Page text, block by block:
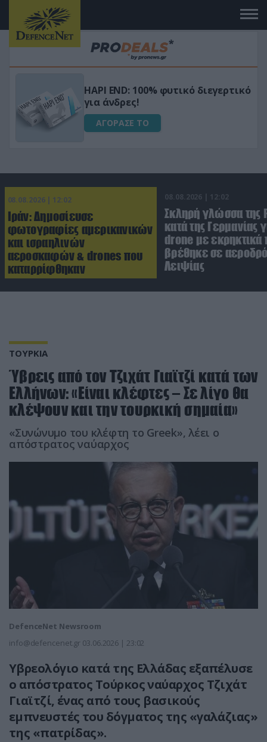
Μεταμόρφωσε τον κήπο σου με το
Ultra Box Μίνι Αλυσοπρίονο με
μπαταρία λιθίου
ΑΓΟΡΑΣΕ ΤΟ
08.08.2026 | 12:02
Ιράν: Δημοσίευσε
φωτογραφίες αμερικανικών
και ισραηλινών
αεροσκαφών & drones που
καταρρίφθηκαν
08.08.2026 | 12:02
Σκληρή γλώσσα της
κατά της Γερμανίας
drone με εκρηκτικά
βρέθηκε σε
Λειψίας
ΤΟΥΡΚΙΑ
Ύβρεις από τον Τζιχάτ Γιαϊτζί κατά των
Ελλήνων: «Είναι κλέφτες – Σε λίγο θα
κλέψουν και την τουρκική σημαία»
«Συνώνυμο του κλέφτη το Greek», λέει ο
απόστρατος ναύαρχος
DefenceNet Newsroom
info@defencenet.gr 03.06.2026 | 23:02
Υβρεολόγιο κατά της Ελλάδας εξαπέλυσε
ο απόστρατος Τούρκος ναύαρχος Τζιχάτ
Γιαϊτζί, ένας από τους βασικούς
εμπνευστές του δόγματος της «γαλάζιας»
της «πατρίδας».